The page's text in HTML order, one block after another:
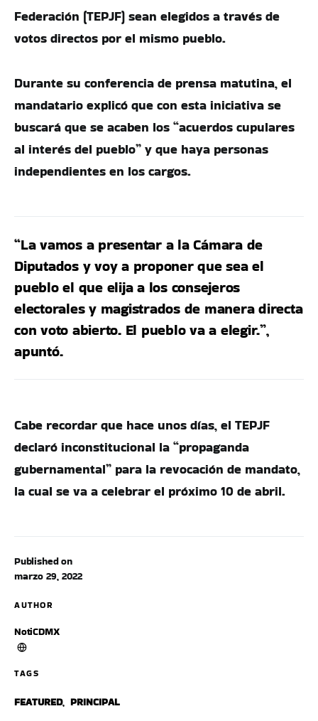
Published on
marzo 29, 2022
AUTHOR
NotiCDMX
TAGS
FEATURED, PRINCIPAL
Federación (TEPJF) sean elegidos a través de
votos directos por el mismo pueblo.
Durante su conferencia de prensa matutina, el
mandatario explicó que con esta iniciativa se
buscará que se acaben los “acuerdos cupulares
al interés del pueblo” y que haya personas
independientes en los cargos.
“La vamos a presentar a la Cámara de
Diputados y voy a proponer que sea el
pueblo el que elija a los consejeros
electorales y magistrados de manera directa
con voto abierto. El pueblo va a elegir.”,
apuntó.
Cabe recordar que hace unos días, el TEPJF
declaró inconstitucional la “propaganda
gubernamental” para la revocación de mandato,
la cual se va a celebrar el próximo 10 de abril.